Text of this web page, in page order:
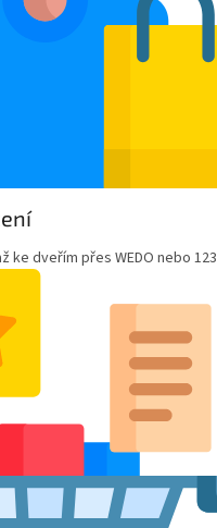
ke dveřím přes WEDO nebo